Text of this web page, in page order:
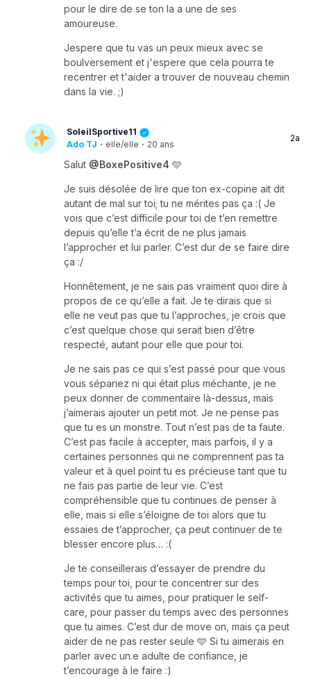
pour le dire de se ton la a une de ses
amoureuse.
Jespere que tu vas un peux mieux avec se
boulversement et j'espere que cela pourra te
recentrer et t'aider a trouver de nouveau chemin
dans la vie. ;)
SoleilSportive11
Ado TJ · elle/elle · 20 ans
2a
Salut @BoxePositive4 🩵
Je suis désolée de lire que ton ex-copine ait dit
autant de mal sur toi; tu ne mérites pas ça :( Je
vois que c’est difficile pour toi de t’en remettre
depuis qu’elle t’a écrit de ne plus jamais
l’approcher et lui parler. C’est dur de se faire dire
ça :/
Honnêtement, je ne sais pas vraiment quoi dire à
propos de ce qu’elle a fait. Je te dirais que si
elle ne veut pas que tu l’approches, je crois que
c’est quelque chose qui serait bien d’être
respecté, autant pour elle que pour toi.
Je ne sais pas ce qui s’est passé pour que vous
vous sépariez ni qui était plus méchante, je ne
peux donner de commentaire là-dessus, mais
j’aimerais ajouter un petit mot. Je ne pense pas
que tu es un monstre. Tout n’est pas de ta faute.
C’est pas facile à accepter, mais parfois, il y a
certaines personnes qui ne comprennent pas ta
valeur et à quel point tu es précieuse tant que tu
ne fais pas partie de leur vie. C’est
compréhensible que tu continues de penser à
elle, mais si elle s’éloigne de toi alors que tu
essaies de t’approcher, ça peut continuer de te
blesser encore plus… :(
Je te conseillerais d’essayer de prendre du
temps pour toi, pour te concentrer sur des
activités que tu aimes, pour pratiquer le self-
care, pour passer du temps avec des personnes
que tu aimes. C’est dur de move on, mais ça peut
aider de ne pas rester seule 🩵 Si tu aimerais en
parler avec un.e adulte de confiance, je
t’encourage à le faire :)